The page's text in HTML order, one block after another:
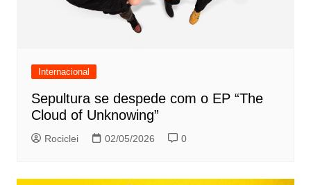
Internacional
Sepultura se despede com o EP “The
Cloud of Unknowing”
Rociclei 02/05/2026 0